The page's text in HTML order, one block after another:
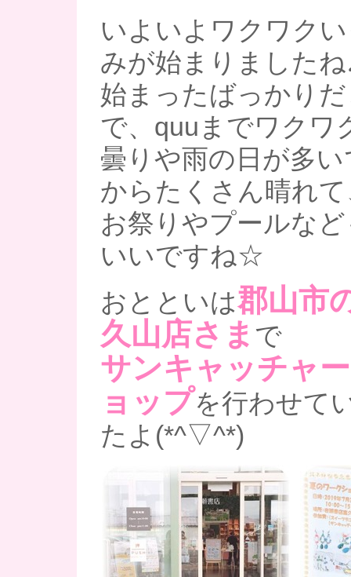
いよいよワクワク
みが始まりましたね
始まったばっかり
で、quuまでワクワ
曇りや雨の日が多
からたくさん晴れ
お祭りやプールな
いいですね☆
おとといは郡山市
久山店さま で
サンキャッチャ
ョップを行わせて
たよ(*^▽^*)